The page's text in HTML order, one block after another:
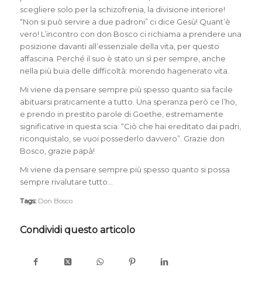
scegliere solo per la schizofrenia, la divisione interiore!
“Non si può servire a due padroni”ci dice Gesù! Quant’è
vero! L’incontro con don Bosco ci richiama a prendere una
posizione davanti all’essenziale della vita, per questo
affascina. Perché il suo è stato un sì per sempre, anche
nella più buia delle difficoltà: morendo hagenerato vita.
Mi viene da pensare sempre più spesso quanto sia facile
abituarsi praticamente a tutto. Una speranza però ce l’ho,
e prendo in prestito parole di Goethe, estremamente
significative in questa scia: “Ciò che hai ereditato dai padri,
riconquistalo, se vuoi possederlo davvero”. Grazie don
Bosco, grazie papà!
Mi viene da pensare sempre più spesso quanto si possa
sempre rivalutare tutto…
Tags: Don Bosco
Condividi questo articolo